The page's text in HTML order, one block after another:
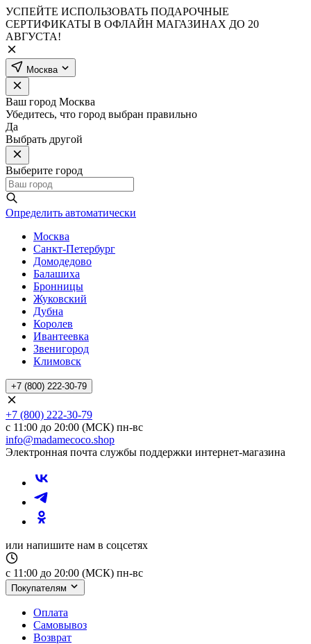
УСПЕЙТЕ ИСПОЛЬЗОВАТЬ ПОДАРОЧНЫЕ
СЕРТИФИКАТЫ В ОФЛАЙН МАГАЗИНАХ ДО 20
АВГУСТА!
Москва
Ваш город Москва
Убедитесь, что город выбран правильно
Да
Выбрать другой
Выберите город
Определить автоматически
Москва
Санкт-Петербург
Домодедово
Балашиха
Бронницы
Жуковский
Дубна
Королев
Ивантеевка
Звенигород
Климовск
+7 (800) 222-30-79
+7 (800) 222-30-79
с 11:00 до 20:00 (МСК) пн-вс
info@madamecoco.shop
Электронная почта службы поддержки интернет-магазина
или напишите нам в соцсетях
с 11:00 до 20:00 (МСК) пн-вс
Покупателям
Оплата
Самовывоз
Возврат